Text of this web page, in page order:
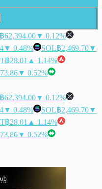
฿62,394.00▼ 0.12%
▼ 0.48% SOL฿2,469.70▼
฿28.01 ▲ 1.14%
▼ 0.52%
฿62,394.00▼ 0.12%
▼ 0.48% SOL฿2,469.70▼
฿28.01 ▲ 1.14%
▼ 0.52%